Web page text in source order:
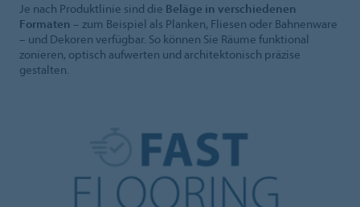
Je nach Produktlinie sind die Beläge in verschiedenen
Formaten – zum Beispiel als Planken, Fliesen oder Bahnenware
– und Dekoren verfügbar. So können Sie Räume funktional
zonieren, optisch aufwerten und architektonisch präzise
gestalten.